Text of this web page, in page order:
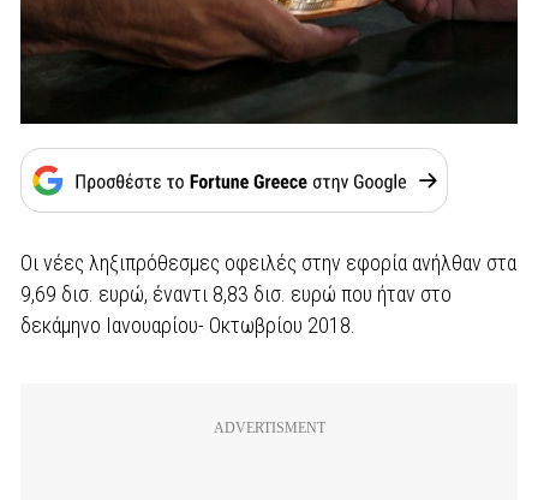
Οι νέες ληξιπρόθεσμες οφειλές στην εφορία ανήλθαν στα
9,69 δισ. ευρώ, έναντι 8,83 δισ. ευρώ που ήταν στο
δεκάμηνο Ιανουαρίου- Οκτωβρίου 2018.